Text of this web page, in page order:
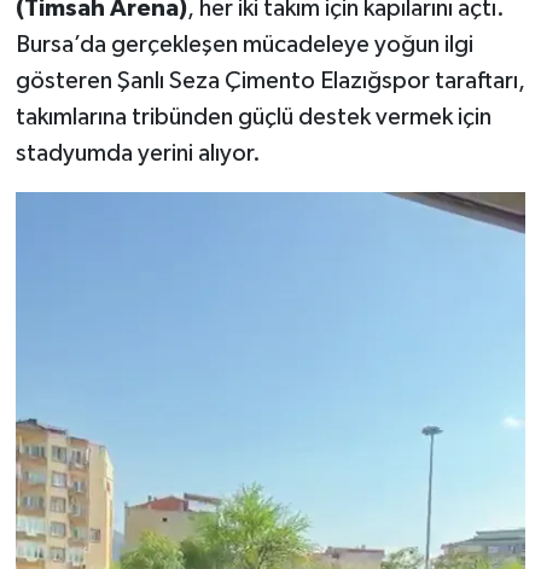
(Timsah Arena), her iki takım için kapılarını açtı.
Bursa’da gerçekleşen mücadeleye yoğun ilgi
gösteren Şanlı Seza Çimento Elazığspor taraftarı,
takımlarına tribünden güçlü destek vermek için
stadyumda yerini alıyor.